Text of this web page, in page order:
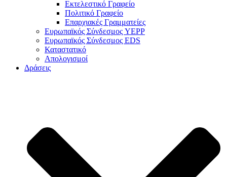
Εκτελεστικό Γραφείο
Πολιτικό Γραφείο
Επαρχιακές Γραμματείες
Ευρωπαϊκός Σύνδεσμος YEPP
Ευρωπαϊκός Σύνδεσμος EDS
Καταστατικό
Απολογισμοί
Δράσεις